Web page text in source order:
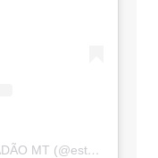
Um post compartilhado por ESTADÃO MT (@estadaomt)